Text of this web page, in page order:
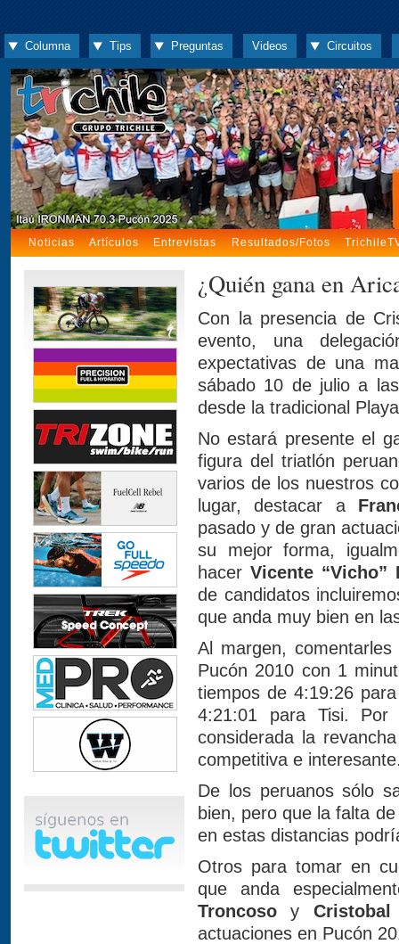
Columna Tips Preguntas Videos Circuitos
Noticias Artículos Entrevistas Resultados/Fotos
¿Quién gana en
Con la presencia de
evento, una
expectativas de una
sábado 10 de julio a
desde la tradicional
No estará presente el
figura del triatlón
varios de los nuestros
lugar, destacar a
pasado y de gran
su mejor forma,
hacer Vicente “Vicho”
de candidatos
que anda muy bien en
Al margen,
Pucón 2010 con 1
tiempos de 4:19:26
4:21:01 para Tisi.
considerada la
competitiva e
De los peruanos sólo
bien, pero que la falta
en estas distancias
Otros para tomar en
que anda
Troncoso y Cristobal
actuaciones en Pucón